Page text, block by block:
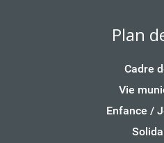
Plan
Cadre
Vie
Enfance /